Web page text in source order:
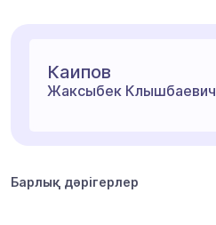
Каипов
Жаксыбек Клышбаевич
Барлық дәрігерлер